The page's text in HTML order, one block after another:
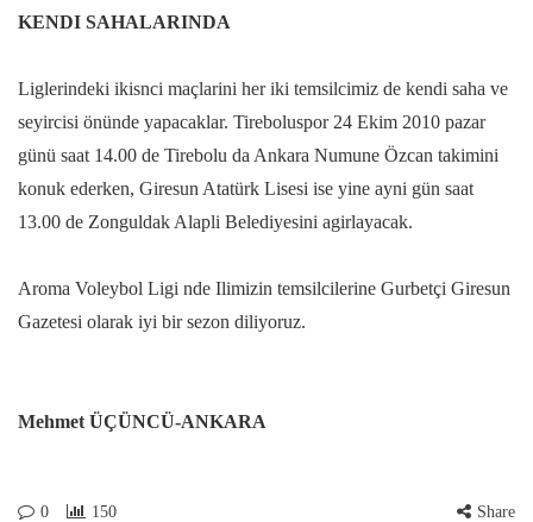
KENDI SAHALARINDA
Liglerindeki ikisnci maçlarini her iki temsilcimiz de kendi saha ve
seyircisi önünde yapacaklar. Tireboluspor 24 Ekim 2010 pazar
günü saat 14.00 de Tirebolu da Ankara Numune Özcan takimini
konuk ederken, Giresun Atatürk Lisesi ise yine ayni gün saat
13.00 de Zonguldak Alapli Belediyesini agirlayacak.
Aroma Voleybol Ligi nde Ilimizin temsilcilerine Gurbetçi Giresun
Gazetesi olarak iyi bir sezon diliyoruz.
Mehmet ÜÇÜNCÜ-ANKARA
0 150 Share